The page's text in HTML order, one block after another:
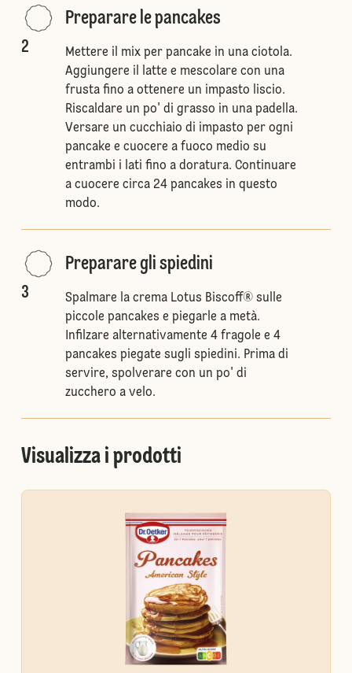
2
Preparare le pancakes
Mettere il mix per pancake in una ciotola.
Aggiungere il latte e mescolare con una
frusta fino a ottenere un impasto liscio.
Riscaldare un po' di grasso in una padella.
Versare un cucchiaio di impasto per ogni
pancake e cuocere a fuoco medio su
entrambi i lati fino a doratura. Continuare
a cuocere circa 24 pancakes in questo
modo.
3
Preparare gli spiedini
Spalmare la crema Lotus Biscoff® sulle
piccole pancakes e piegarle a metà.
Infilzare alternativamente 4 fragole e 4
pancakes piegate sugli spiedini. Prima di
servire, spolverare con un po' di
zucchero a velo.
Visualizza i prodotti